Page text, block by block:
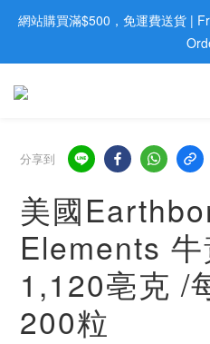
歡迎親臨旺角店購買：旺角弼街
WhatsApp
網站購買滿$500，免運費送貨 |
歡迎親臨旺角店購買：旺角弼街
分享到
美國
Elements
1,120亳克 /
200粒